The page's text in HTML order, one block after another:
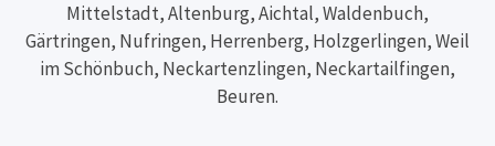
Mittelstadt, Altenburg, Aichtal, Waldenbuch,
Gärtringen, Nufringen, Herrenberg, Holzgerlingen, Weil
im Schönbuch, Neckartenzlingen, Neckartailfingen,
Beuren.